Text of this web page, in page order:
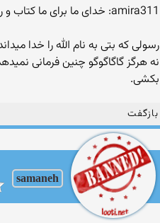
amira311: خدای ما برای ما کتاب و رسولانش را فرستاد ولی بت ها فقط از روی ان بود که انسان ها میدانستند که خدا وجود دارد و...
رسولی که بتی به نام الله را خدا
نه هرگز گاگاگوگو چنین فرمانی
بکشی.
بازگفت
samaneh